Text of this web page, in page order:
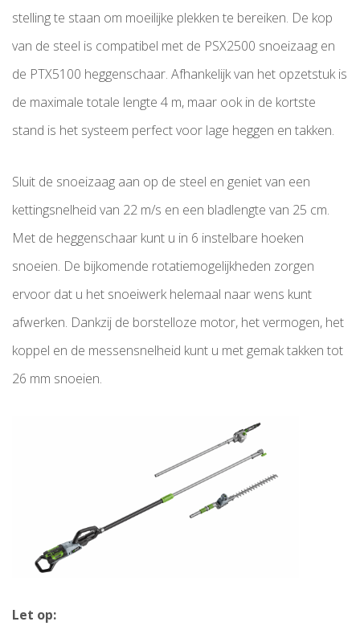
stelling te staan om moeilijke plekken te bereiken. De kop
van de steel is compatibel met de PSX2500 snoeizaag en
de PTX5100 heggenschaar. Afhankelijk van het opzetstuk is
de maximale totale lengte 4 m, maar ook in de kortste
stand is het systeem perfect voor lage heggen en takken.
Sluit de snoeizaag aan op de steel en geniet van een
kettingsnelheid van 22 m/s en een bladlengte van 25 cm.
Met de heggenschaar kunt u in 6 instelbare hoeken
snoeien. De bijkomende rotatiemogelijkheden zorgen
ervoor dat u het snoeiwerk helemaal naar wens kunt
afwerken. Dankzij de borstelloze motor, het vermogen, het
koppel en de messensnelheid kunt u met gemak takken tot
26 mm snoeien.
Let op: